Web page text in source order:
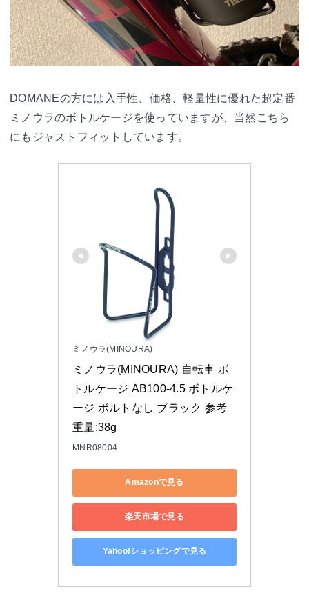
DOMANEの方には入手性、価格、軽量性に優れた超定番
ミノウラのボトルケージを使っていますが、当然こちら
にもジャストフィットしています。
ミノウラ(MINOURA)
ミノウラ(MINOURA) 自転車 ボ
トルケージ AB100-4.5 ボトルケ
ージ ボルトなし ブラック 参考
重量:38g
MNR08004
Amazonで見る
楽天市場で見る
Yahoo!ショッピングで見る